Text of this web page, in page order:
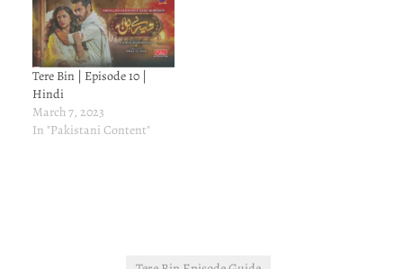
Tere Bin | Episode 10 |
Hindi
March 7, 2023
In "Pakistani Content"